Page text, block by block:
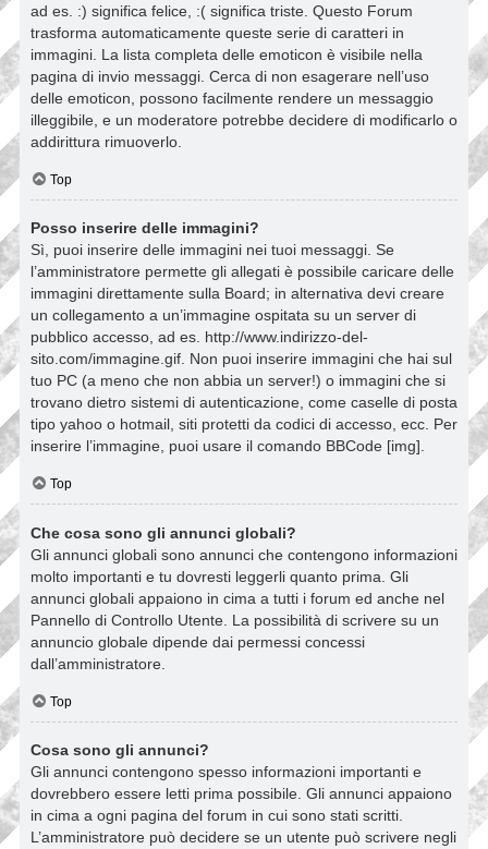
ad es. :) significa felice, :( significa triste. Questo Forum
trasforma automaticamente queste serie di caratteri in
immagini. La lista completa delle emoticon è visibile nella
pagina di invio messaggi. Cerca di non esagerare nell’uso
delle emoticon, possono facilmente rendere un messaggio
illeggibile, e un moderatore potrebbe decidere di modificarlo o
addirittura rimuoverlo.
Top
Posso inserire delle immagini?
Sì, puoi inserire delle immagini nei tuoi messaggi. Se
l’amministratore permette gli allegati è possibile caricare delle
immagini direttamente sulla Board; in alternativa devi creare
un collegamento a un’immagine ospitata su un server di
pubblico accesso, ad es. http://www.indirizzo-del-
sito.com/immagine.gif. Non puoi inserire immagini che hai sul
tuo PC (a meno che non abbia un server!) o immagini che si
trovano dietro sistemi di autenticazione, come caselle di posta
tipo yahoo o hotmail, siti protetti da codici di accesso, ecc. Per
inserire l’immagine, puoi usare il comando BBCode [img].
Top
Che cosa sono gli annunci globali?
Gli annunci globali sono annunci che contengono informazioni
molto importanti e tu dovresti leggerli quanto prima. Gli
annunci globali appaiono in cima a tutti i forum ed anche nel
Pannello di Controllo Utente. La possibilità di scrivere su un
annuncio globale dipende dai permessi concessi
dall’amministratore.
Top
Cosa sono gli annunci?
Gli annunci contengono spesso informazioni importanti e
dovrebbero essere letti prima possibile. Gli annunci appaiono
in cima a ogni pagina del forum in cui sono stati scritti.
L’amministratore può decidere se un utente può scrivere negli